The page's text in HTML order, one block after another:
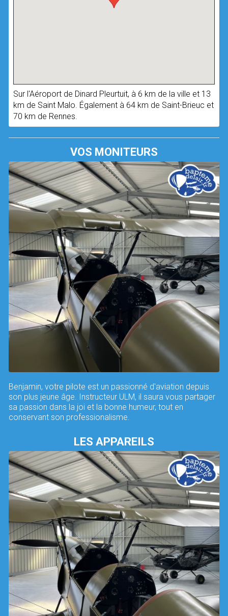
Sur l'Aéroport de Dinard Pleurtuit, à 6 km de la ville et 13
km de Saint Malo. Également à 64 km de Saint-Brieuc et
70 km de Rennes.
VOS MONITEURS
Benjamin, votre pilote est un passionné d'aviation depuis
son plus jeune âge. Instructeur ULM, il saura vous partager
sa passion dans la joi et la bonne humeur, tout en
conservant son professionalisme.
LES APPAREILS